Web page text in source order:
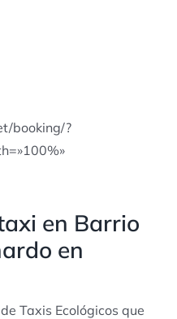
booking/?
en Barrio
en
Taxis Ecológicos que